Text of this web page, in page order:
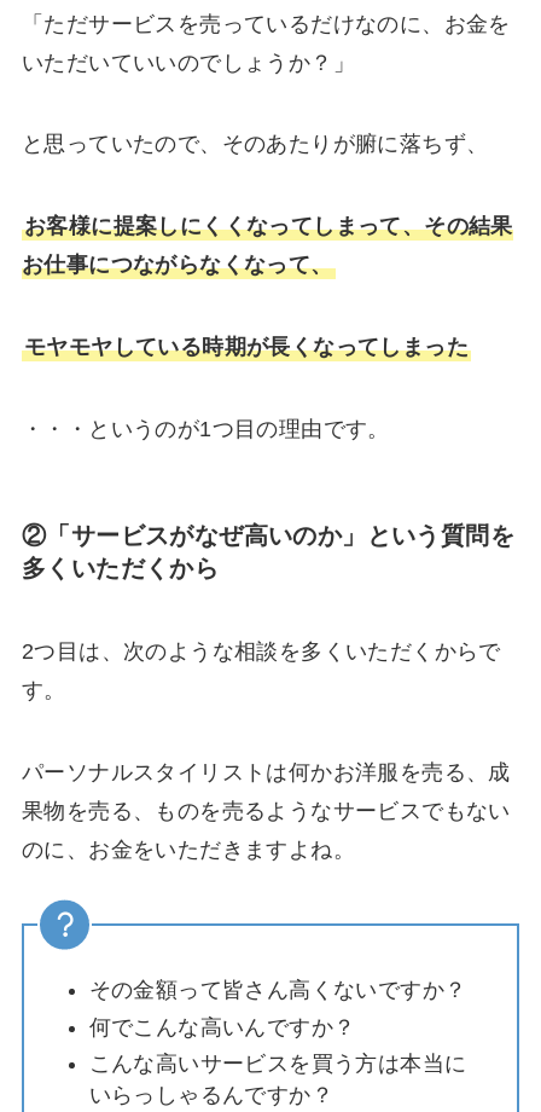
「ただサービスを売っているだけなのに、お金を
いただいていいのでしょうか？」
と思っていたので、そのあたりが腑に落ちず、
お客様に提案しにくくなってしまって、その結果
お仕事につながらなくなって、
モヤモヤしている時期が長くなってしまった
・・・というのが1つ目の理由です。
②「サービスがなぜ高いのか」という質問を
多くいただくから
2つ目は、次のような相談を多くいただくからで
す。
パーソナルスタイリストは何かお洋服を売る、成
果物を売る、ものを売るようなサービスでもない
のに、お金をいただきますよね。
その金額って皆さん高くないですか？
何でこんな高いんですか？
こんな高いサービスを買う方は本当に
いらっしゃるんですか？